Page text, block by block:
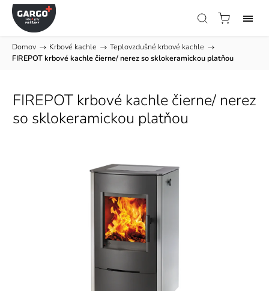
Domov / Krbové kachle / Teplovzdušné krbové kachle /
FIREPOT krbové kachle čierne/ nerez so sklokeramickou platňou
FIREPOT krbové kachle čierne/ nerez
so sklokeramickou platňou